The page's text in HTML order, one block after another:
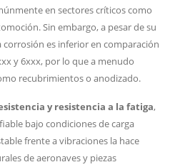
en sectores críticos como
Sin embargo, a pesar de su
corrosión es inferior en comparación
y 6xxx, por lo que a menudo
recubrimientos o anodizado.
y resistencia a la fatiga,
bajo condiciones de carga
frente a vibraciones la hace
de aeronaves y piezas